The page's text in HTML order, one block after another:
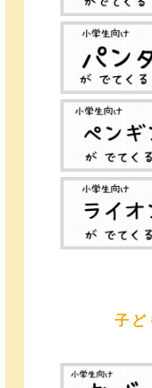
子ど